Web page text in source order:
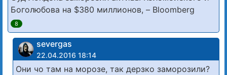
Боголюбова на $380 миллионов, – Bloomberg
8
severgas
22.04.2016 18:14
Они чо там на морозе, так дерзко заморозили?